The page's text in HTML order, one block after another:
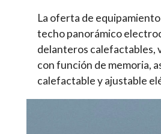
La oferta de
techo panorámico
delanteros calefactables,
con función de memoria,
calefactable y ajustable